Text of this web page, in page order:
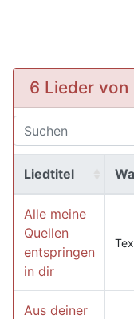
6 Lieder von
Liedtitel
Alle meine
Quellen
entspringen
in dir
Aus deiner